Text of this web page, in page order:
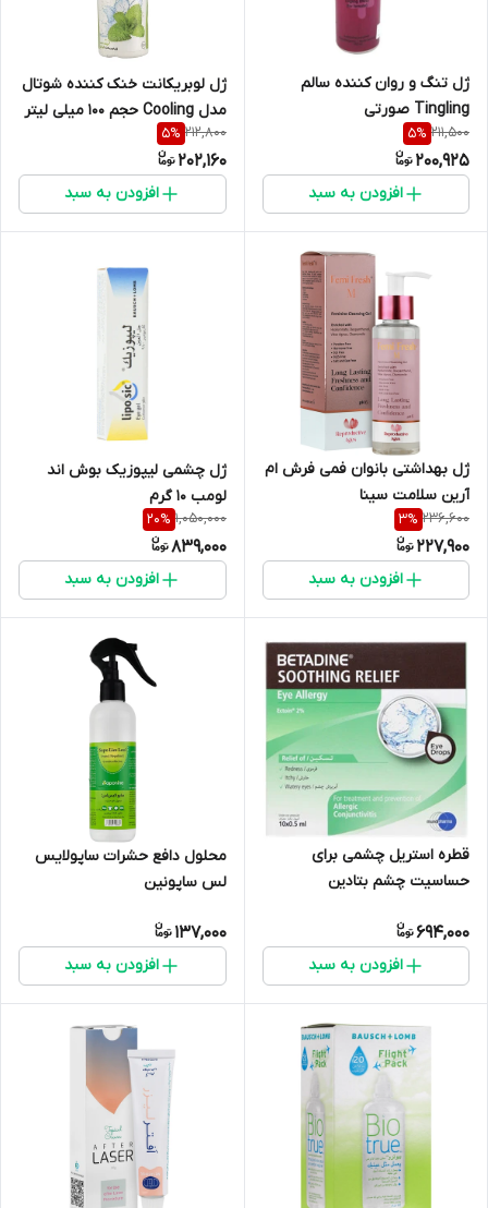
ژل تنگ و روان کننده سالم
Tingling صورتی
211,500
5%
200,925
افزودن به سبد
ژل لوبریکانت خنک کننده شوتال
مدل Cooling حجم 100 میلی لیتر
212,800
5%
202,160
افزودن به سبد
ژل بهداشتی بانوان فمی فرش ام
آرین سلامت سینا
236,600
3%
227,900
افزودن به سبد
ژل چشمی لیپوزیک بوش اند
لومب 10 گرم
1,050,000
20%
839,000
افزودن به سبد
قطره استریل چشمی برای
حساسیت چشم بتادین
694,000
افزودن به سبد
محلول دافع حشرات ساپولایس
لس ساپونین
137,000
افزودن به سبد